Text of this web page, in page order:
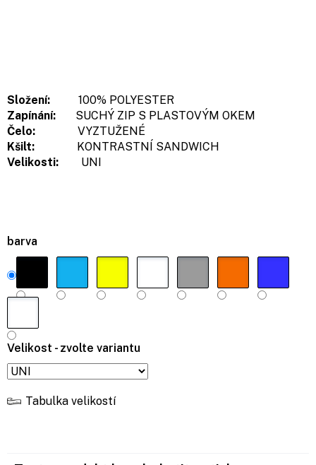
barva
Velikost - zvolte variantu
Tabulka velikostí
Složení:
100% POLYESTER
Zapínání:
SUCHÝ ZIP S PLASTOVÝM OKEM
Čelo:
VYZTUŽENÉ
Kšilt:
KONTRASTNÍ SANDWICH
Velikosti:
UNI